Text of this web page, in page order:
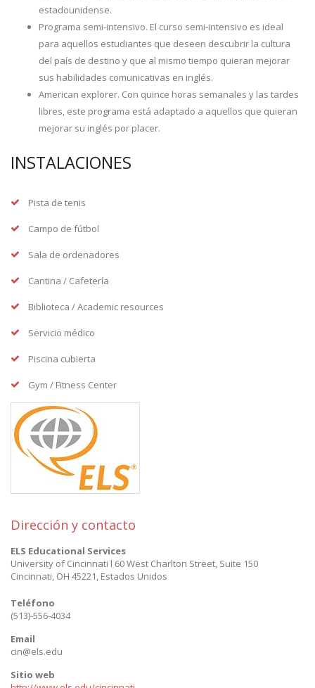
estadounidense.
Programa semi-intensivo. El curso semi-intensivo es ideal
para aquellos estudiantes que deseen descubrir la cultura
del país de destino y que al mismo tiempo quieran mejorar
sus habilidades comunicativas en inglés.
American explorer. Con quince horas semanales y las tardes
libres, este programa está adaptado a aquellos que quieran
mejorar su inglés por placer.
INSTALACIONES
Pista de tenis
Campo de fútbol
Sala de ordenadores
Cantina / Cafetería
Biblioteca / Academic resources
Servicio médico
Piscina cubierta
Gym / Fitness Center
Dirección y contacto
ELS Educational Services
University of Cincinnati l 60 West Charlton Street, Suite 150
Cincinnati, OH 45221, Estados Unidos
Teléfono
(513)-556-4034
Email
cin@els.edu
Sitio web